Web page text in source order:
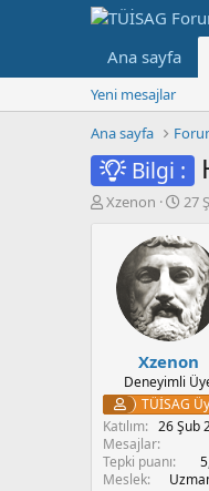
Ana sayfa
Yeni mesajlar
Ana sayfa
Bilgi :
K
l
a
t
a
n
Xzenon
B
ş
l
a
n
g
ı
ç
t
a
r
i
27
Xzenon
Deneyimli
TÜİSAG
Katılım
26 Şub
Mesajlar
Tepki puanı
Meslek